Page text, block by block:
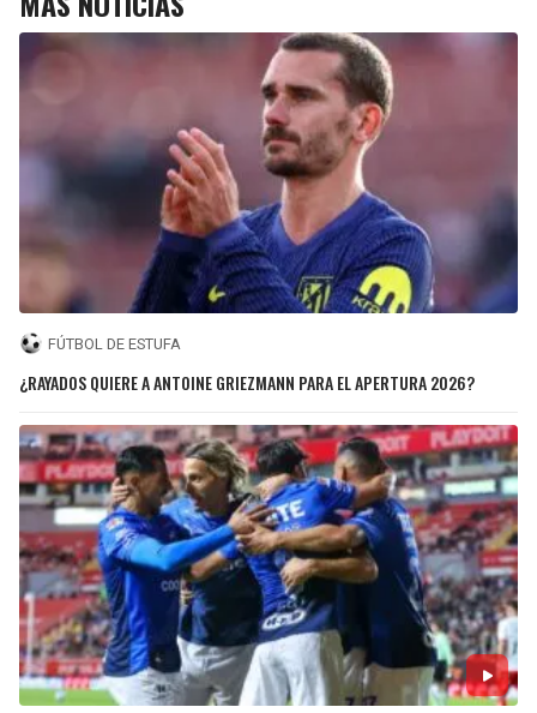
FÚTBOL DE ESTUFA
¿RAYADOS QUIERE A ANTOINE GRIEZMANN PARA EL APERTURA 2026?